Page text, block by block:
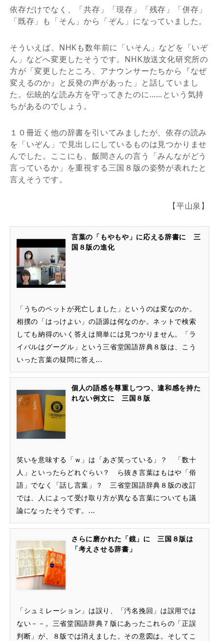
依存だけでなく、「共存」「現存」「残存」「併存」
「既存」も「そん」から「ぞん」になっていました。
そういえば、NHKも数年前に「いそん」などを「いぞ
ん」などへ変更したそうです。NHK放送文化研究所の
方が「変更したところ、アナウンサーたちから『なぜ
変えるのか』と反発の声があった」と話していまし
た。伝統的な読み方を守ってきたのに……という気持
ちがあるのでしょう。
１０冊近く他の辞書を引いてみましたが、依存の読み
を「いぞん」で見出しにしているものは見つかりませ
んでした。ここにも、飯間さんの言う「みんながどう
言っているか」を重視する三国８版の姿勢が表れたと
言えそうです。
【平山泉】
言葉の「もやもや」に応える辞書に 三
国８版の進化
「うちのペットが死亡しました」というのは変なのか。
相撲の「はっけよい」の語源は何なのか。ネットで検索
しても納得のいく答えは簡単には見つかりません。「ラ
イバルはグーグル」という三省堂国語辞典８版は、こう
いった言葉の疑問に答え...
個人の語感を尊重しつつ、違和感を持た
れない例文に 三国８版
笑いを意味する「ｗ」は「あざ笑っている」？ 「数十
人」といったらどれぐらい？ ら抜き言葉はもはや「俗
語」でなく「話し言葉」？ 三省堂国語辞典８版の改訂
では、人によって受け取り方が異なる言葉についても議
論になったそうです。...
さらに磨かれた「鏡」に 三国８版は
「考えさせる辞書」
「シュミレーション」は誤り、「汚名挽回」は誤用では
ない－－。三省堂国語辞典７版にあったこれらの「正誤
判断」が、８版では消えました。その意図は。そしてこ